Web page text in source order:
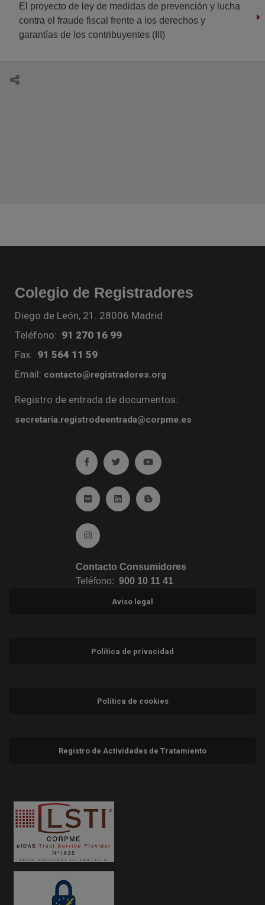
El proyecto de ley de medidas de prevención y lucha
contra el fraude fiscal frente a los derechos y
garantías de los contribuyentes (III)
Colegio de Registradores
Diego de León, 21. 28006 Madrid
Teléfono: 91 270 16 99
Fax: 91 564 11 59
Email: contacto@registradores.org
Registro de entrada de documentos:
secretaria.registrodeentrada@corpme.es
Ir a facebook (abre en ventana nueva)
Ir a twitter (abre en ventana nueva)
Ir a YouTube (abre en
Ir a Flickr (abre en ventana nueva)
Ir a Linkedin (abre en ventana nueva)
Ir al Blog (abre en ventana
Ir a Instagram (abre en ventana nueva)
Contacto Consumidores
Teléfono: 900 10 11 41
Aviso legal
Política de privacidad
Política de cookies
Registro de Actividades de Tratamiento